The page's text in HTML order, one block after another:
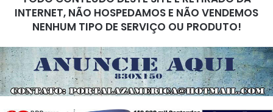
INTERNET, NÃO HOSPEDAMOS E NÃO VENDEMOS
NENHUM TIPO DE SERVIÇO OU PRODUTO!